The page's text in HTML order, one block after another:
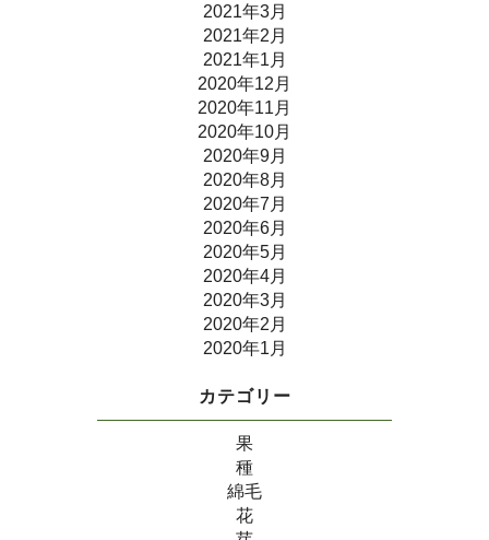
2021年3月
2021年2月
2021年1月
2020年12月
2020年11月
2020年10月
2020年9月
2020年8月
2020年7月
2020年6月
2020年5月
2020年4月
2020年3月
2020年2月
2020年1月
カテゴリー
果
種
綿毛
花